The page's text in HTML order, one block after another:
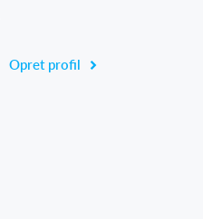
Opret profil